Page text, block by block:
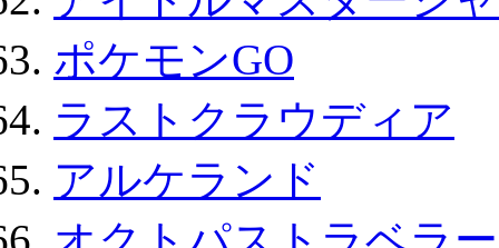
ポケモンGO
ラストクラウディア
アルケランド